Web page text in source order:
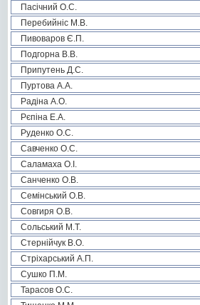
Пасічний О.С.
Перебийніс М.В.
Пивоваров Є.П.
Подгорна В.В.
Припутень Д.С.
Пуртова А.А.
Радіна А.О.
Рєпіна Е.А.
Руденко О.С.
Савченко О.С.
Саламаха О.І.
Санченко О.В.
Семінський О.В.
Совгиря О.В.
Сольський М.Т.
Стернійчук В.О.
Стріхарський А.П.
Сушко П.М.
Тарасов О.С.